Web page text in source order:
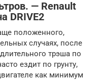
— Renault
DRIVE2
положенного,
случаях, после
трэша по
ездит по грунту,
как минимум